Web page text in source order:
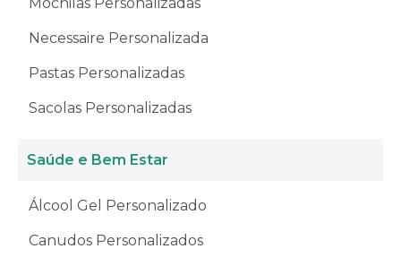
Necessaire Personalizada
Pastas Personalizadas
Sacolas Personalizadas
Saúde e Bem Estar
Álcool Gel Personalizado
Canudos Personalizados